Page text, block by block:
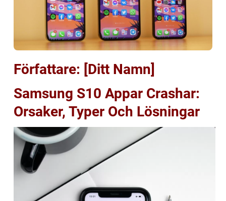
Författare: [Ditt Namn]
Samsung S10 Appar Crashar:
Orsaker, Typer Och Lösningar